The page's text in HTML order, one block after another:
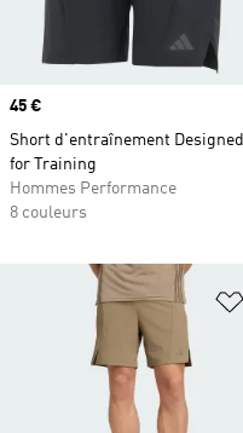
Prix
45 €
Short d'entraînement Designed
for Training
Hommes Performance
8 couleurs